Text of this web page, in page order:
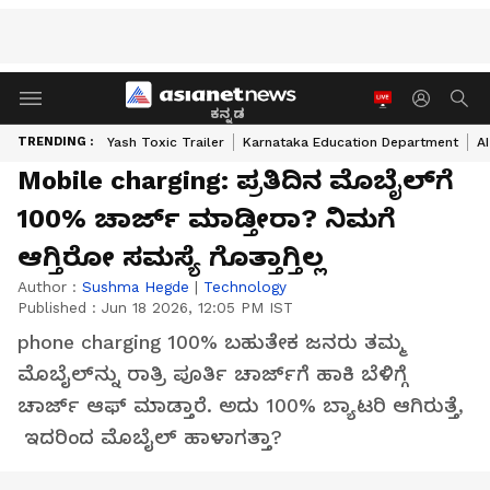
ಕನ್ನಡ
TRENDING : Yash Toxic Trailer Karnataka Education Department
Mobile charging: ಪ್ರತಿದಿನ ಮೊಬೈಲ್‌ಗೆ
100% ಚಾರ್ಜ್ ಮಾಡ್ತೀರಾ? ನಿಮಗೆ
ಆಗ್ತಿರೋ ಸಮಸ್ಯೆ ಗೊತ್ತಾಗ್ತಿಲ್ಲ
Author : Sushma Hegde | Technology
Published : Jun 18 2026, 12:05 PM IST
phone charging 100% ಬಹುತೇಕ ಜನರು ತಮ್ಮ
ಮೊಬೈಲ್‌ನ್ನು ರಾತ್ರಿ ಪೂರ್ತಿ ಚಾರ್ಜ್‌ಗೆ ಹಾಕಿ ಬೆಳಿಗ್ಗೆ
ಚಾರ್ಜ್‌ ಆಫ್‌ ಮಾಡ್ತಾರೆ. ಅದು 100% ಬ್ಯಾಟರಿ ಆಗಿರುತ್ತೆ,
ಇದರಿಂದ ಮೊಬೈಲ್‌ ಹಾಳಾಗತ್ತಾ?